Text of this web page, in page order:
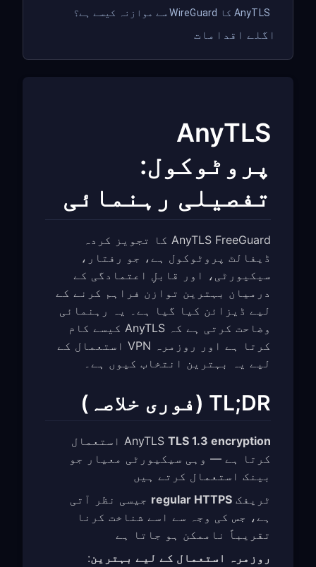
AnyTLS کا WireGuard سے موازنہ کیسے ہے؟
اگلے اقدامات
AnyTLS
پروٹوکول:
تفصیلی رہنمائی
AnyTLS FreeGuard کا تجویز کردہ
ڈیفالٹ پروٹوکول ہے، جو رفتار،
سیکیورٹی، اور قابلِ اعتمادگی کے
درمیان بہترین توازن فراہم کرنے کے
لیے ڈیزائن کیا گیا ہے۔ یہ رہنمائی
وضاحت کرتی ہے کہ AnyTLS کیسے کام
کرتا ہے اور روزمرہ VPN استعمال کے
لیے یہ بہترین انتخاب کیوں ہے۔
TL;DR (فوری خلاصہ)
AnyTLS TLS 1.3 encryption
استعمال
کرتا ہے — وہی سیکیورٹی معیار جو
بینک استعمال کرتے ہیں
ٹریفک regular HTTPS جیسی نظر آتی
ہے، جس کی وجہ سے اسے شناخت کرنا
تقریباً ناممکن ہو جاتا ہے
روزمرہ استعمال کے لیے بہترین: